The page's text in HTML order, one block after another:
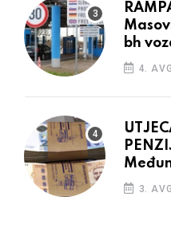
bh
EU,
vidiku
4.
3.